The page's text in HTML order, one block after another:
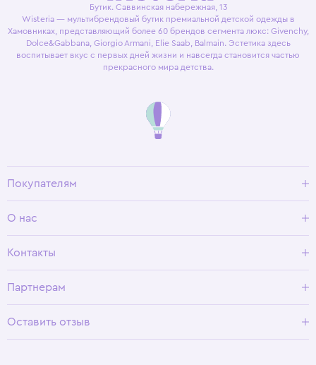
Бутик. Саввинская набережная, 13
Wisteria — мультибрендовый бутик премиальной детской одежды в
Хамовниках, представляющий более 60 брендов сегмента люкс: Givenchy,
Dolce&Gabbana, Giorgio Armani, Elie Saab, Balmain. Эстетика здесь
воспитывает вкус с первых дней жизни и навсегда становится частью
прекрасного мира детства.
Покупателям
Условия возврата
О нас
Программа лояльности
Контакты
Партнерам
Оставить отзыв